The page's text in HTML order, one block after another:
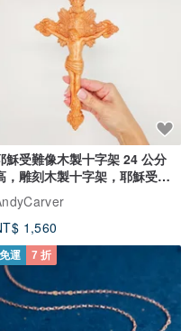
致氧化或顏色變深，使用拭銀
，請聯絡我們。
以郵寄貨品，以減少寄失風
穌受難像木製十字架 24 公分
，雕刻木製十字架，耶穌受難
天主教十字架
1,560
免運 7 折